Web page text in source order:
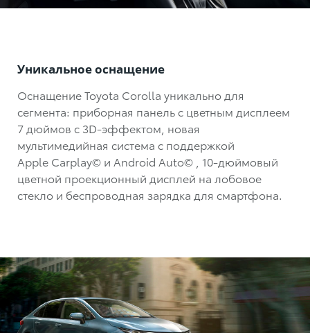
Уникальное оснащение
Оснащение Toyota Corolla уникально для
сегмента: приборная панель с цветным дисплеем
7 дюймов с 3D-эффектом, новая
мультимедийная система с поддержкой
Apple Carplay© и Android Auto©
10-дюймовый
цветной проекционный дисплей на лобовое
стекло и беспроводная зарядка для смартфона.